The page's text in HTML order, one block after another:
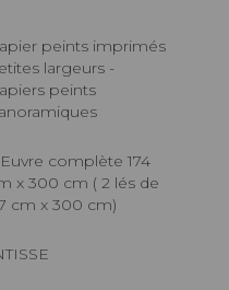
largeurs -
peints
x 300 cm ( 2 lés de
cm x 300 cm)